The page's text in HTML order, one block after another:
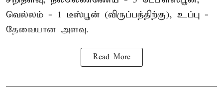
வெல்லம் - 1 டீஸ்பூன் (விருப்பத்திற்கு), உப்பு -
தேவையான அளவு.
Read More